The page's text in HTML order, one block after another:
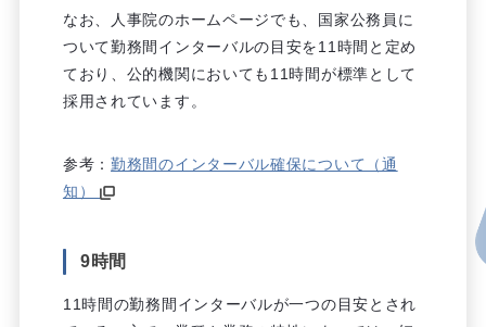
なお、人事院のホームページでも、国家公務員に
ついて勤務間インターバルの目安を11時間と定め
ており、公的機関においても11時間が標準として
採用されています。
参考：勤務間のインターバル確保について（通
知）
9時間
11時間の勤務間インターバルが一つの目安とされ